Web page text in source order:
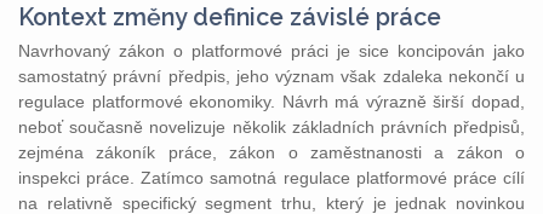
Kontext změny definice závislé práce
Navrhovaný zákon o platformové práci je sice koncipován jako
samostatný právní předpis, jeho význam však zdaleka nekončí u
regulace platformové ekonomiky. Návrh má výrazně širší dopad,
neboť současně novelizuje několik základních právních předpisů,
zejména zákoník práce, zákon o zaměstnanosti a zákon o
inspekci práce. Zatímco samotná regulace platformové práce cílí
na relativně specifický segment trhu, který je jednak novinkou